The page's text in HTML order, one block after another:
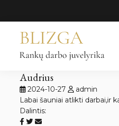
Audrius
2024-10-27
admin
Labai šauniai atlikti darbai,ir
Dalintis: